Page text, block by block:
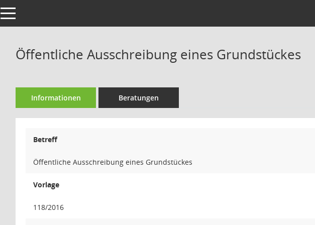
Toggle navigation
Öffentliche Ausschreibung eines Grundstückes
Informationen Beratungen
Betreff
Öffentliche Ausschreibung eines Grundstückes
Vorlage
118/2016